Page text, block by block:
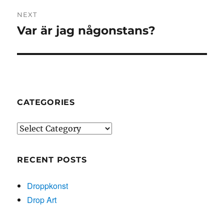
NEXT
Next
Var är jag någonstans?
CATEGORIES
Categories
RECENT POSTS
Droppkonst
Drop Art